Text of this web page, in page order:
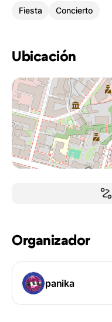
Fiesta Concierto
Ubicación
Organizador
panika